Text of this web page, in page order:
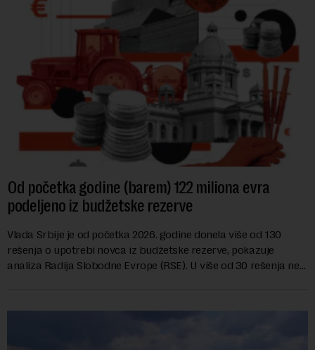
Od početka godine (barem) 122 miliona evra
podeljeno iz budžetske rezerve
Vlada Srbije je od početka 2026. godine donela više od 130
rešenja o upotrebi novca iz budžetske rezerve, pokazuje
analiza Radija Slobodne Evrope (RSE). U više od 30 rešenja ne